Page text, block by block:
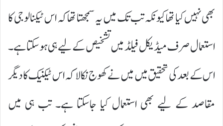
بھی نہیں کیا تھا کیونکہ تب تک میں یہ سمجھتا تھا کہ اس ٹیکنالوجی کا
استعمال صرف میڈیکل فیلڈ میں تشخیص کے لیے ہی ہوسکتا ہے۔
اس کے بعد کی تحقیق میں میں نے کھوج نکالا کہ اس ٹیکنیک کا دیگر
مقاصد کے لیے بھی استعمال کیا جاسکتا ہے۔ تب ہی میں